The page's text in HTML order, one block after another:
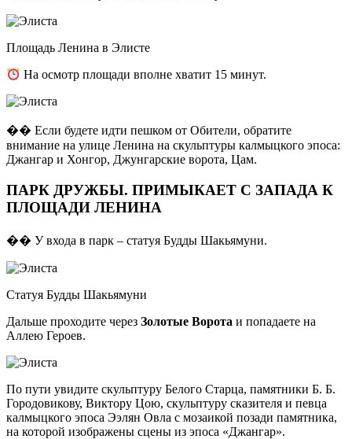
Площадь Ленина в Элисте
На осмотр площади вполне хватит 15 минут.
�� Если будете идти пешком от Обители, обратите
внимание на улице Ленина на скульптуры калмыцкого эпоса:
Джангар и Хонгор, Джунгарские ворота, Цам.
ПАРК ДРУЖБЫ. ПРИМЫКАЕТ С ЗАПАДА К
ПЛОЩАДИ ЛЕНИНА
�� У входа в парк – статуя Будды Шакьямуни.
Статуя Будды Шакьямуни
Дальше проходите через Золотые Ворота и попадаете на
Аллею Героев.
По пути увидите скульптуру Белого Старца, памятники Б. Б.
Городовикову, Виктору Цою, скульптуру сказителя и певца
калмыцкого эпоса Ээлян Овла с мозаикой позади памятника,
на которой изображены сцены из эпоса «Джангар».